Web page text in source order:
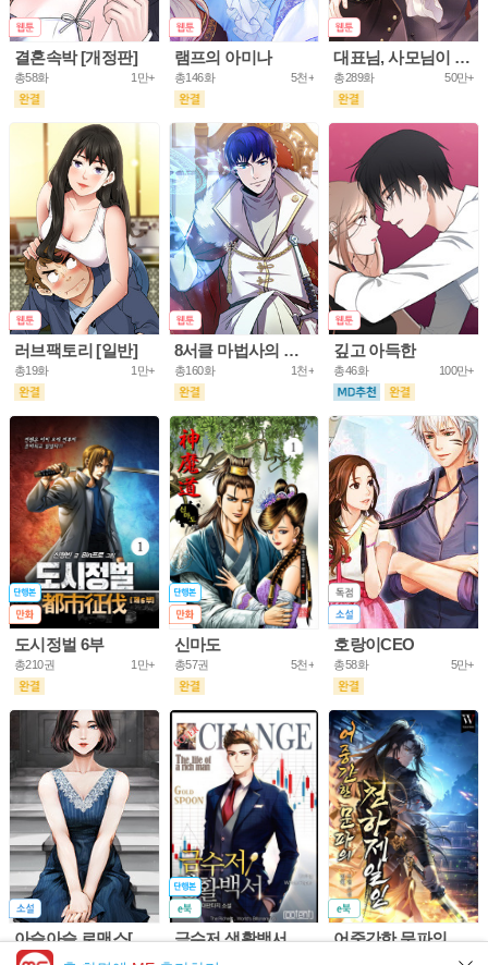
결혼속박 [개정판]
총58화 1만+
램프의 아미나
총146화 5천+
대표님, 사모님이 도망가요
총289화 50만+
러브팩토리 [일반]
총19화 1만+
8서클 마법사의 환생
총160화 1천+
깊고 아득한
총46화 100만+
도시정벌 6부
총210권 1만+
신마도
총57권 5천+
호랑이CEO
총58화 5만+
아슬아슬 로맨스[개정판]
총61화
금수저 생활백서 어중간한 문파의 천하제일인
5만+